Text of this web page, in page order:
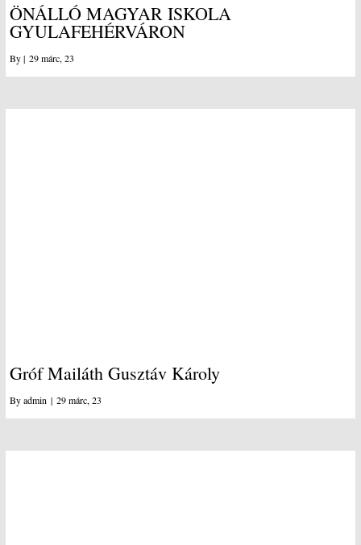
ÖNÁLLÓ MAGYAR ISKOLA
GYULAFEHÉRVÁRON
By| 29márc, 23
Gróf Mailáth Gusztáv Károly
Byadmin | 29márc, 23